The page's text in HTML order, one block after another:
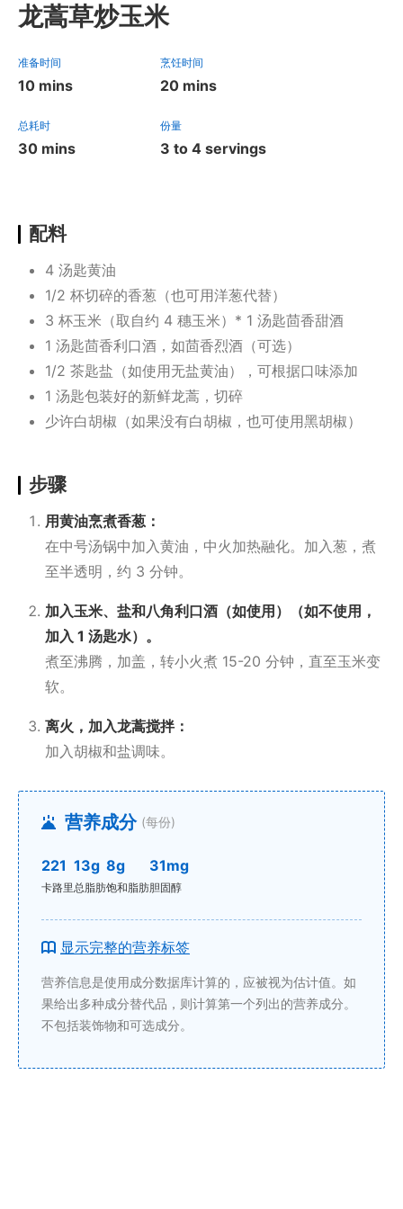
龙蒿草炒玉米
准备时间
10 mins
烹饪时间
20 mins
总耗时
30 mins
份量
3 to 4 servings
配料
4 汤匙黄油
1/2 杯切碎的香葱（也可用洋葱代替）
3 杯玉米（取自约 4 穗玉米）* 1 汤匙茴香甜酒
1 汤匙茴香利口酒，如茴香烈酒（可选）
1/2 茶匙盐（如使用无盐黄油），可根据口味添加
1 汤匙包装好的新鲜龙蒿，切碎
少许白胡椒（如果没有白胡椒，也可使用黑胡椒）
步骤
用黄油烹煮香葱：
在中号汤锅中加入黄油，中火加热融化。加入葱，煮
至半透明，约 3 分钟。
加入玉米、盐和八角利口酒（如使用）（如不使用，
加入 1 汤匙水）。
煮至沸腾，加盖，转小火煮 15-20 分钟，直至玉米变
软。
离火，加入龙蒿搅拌：
加入胡椒和盐调味。
营养成分 (每份)
221
卡路里
13g
总脂肪
8g
饱和脂肪
31mg
胆固醇
显示完整的营养标签
营养信息是使用成分数据库计算的，应被视为估计值。如
果给出多种成分替代品，则计算第一个列出的营养成分。
不包括装饰物和可选成分。